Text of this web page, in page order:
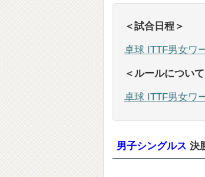
＜試合日程＞
卓球 ITTF男女ワ
＜ルールについて
卓球 ITTF男女ワ
男子シングルス 決